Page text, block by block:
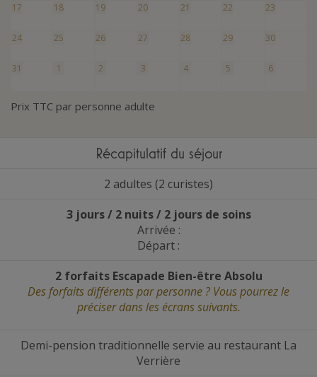
17 18 19 20 21 22 23
24 25 26 27 28 29 30
31 1 2 3 4 5 6
Prix TTC par personne adulte
Récapitulatif du séjour
2 adultes (2 curistes)
3 jours / 2 nuits / 2 jours de soins
Arrivée :
Départ :
2 forfaits Escapade Bien-être Absolu
Des forfaits différents par personne ? Vous pourrez le
préciser dans les écrans suivants.
Demi-pension traditionnelle servie au restaurant La
Verrière